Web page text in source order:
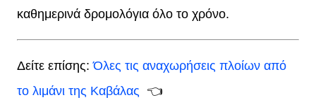
καθημερινά δρομολόγια όλο το χρόνο.
Δείτε επίσης:Όλες τις αναχωρήσεις πλοίων από
το λιμάνι της Καβάλας 👈